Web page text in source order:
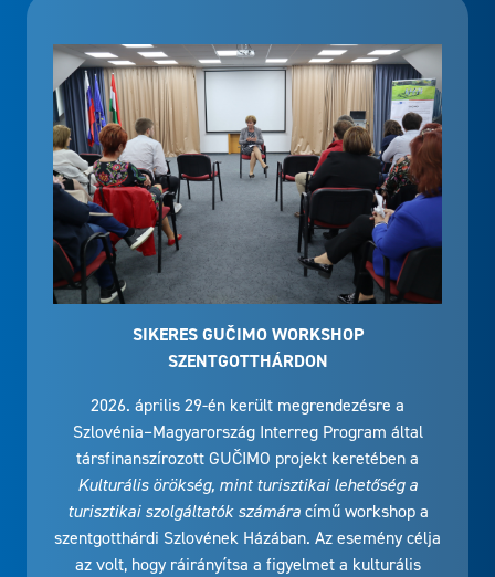
SIKERES GUČIMO WORKSHOP
SZENTGOTTHÁRDON
2026. április 29-én került megrendezésre a
Szlovénia–Magyarország Interreg Program által
társfinanszírozott GUČIMO projekt keretében a
Kulturális örökség, mint turisztikai lehetőség a
turisztikai szolgáltatók számáracímű workshop a
szentgotthárdi Szlovének Házában. Az esemény célja
az volt, hogy ráirányítsa a figyelmet a kulturális